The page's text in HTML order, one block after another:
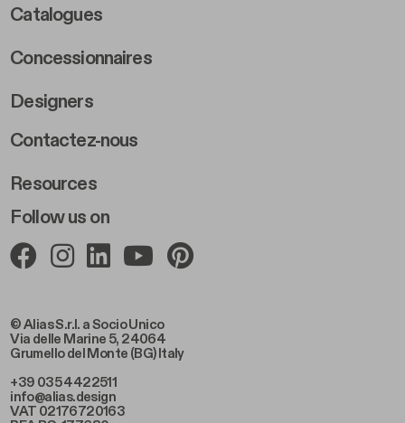
© Alias S.r.l. a Socio Unico
Via delle Marine 5, 24064
Grumello del Monte (BG) Italy
+39 035 4422511
info@alias.design
VAT 02176720163
Follow us on
Catalogues
Concessionnaires
Designers
Footer Right 2
Contactez-nous
Resources